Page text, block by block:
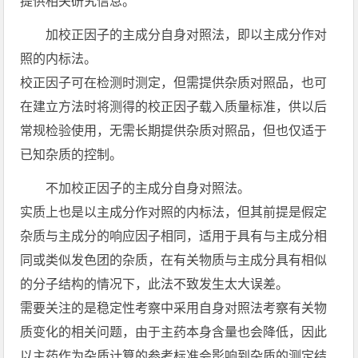
加校正因子的主成分自身对照法，即以主成分作对
照的内标法。
校正因子可在检测时测定，但需提供杂质对照品，也可
在建立方法时将测得的校正因子载入质量标准，供以后
常规检验使用，无需长期提供杂质对照品，但也仅适于
已知杂质的控制。
不加校正因子的主成分自身对照法。
实质上也是以主成分作对照的内标法，但其前提是假定
杂质与主成分的响应因子相同，适用于具有与主成分相
同或类似发色团的杂质，在有关物质与主成分具有相似
的分子结构的情况下，此法不致发生太大误差。
需要关注的是稳定性考察中采用自身对照法考察有关物
质变化的相关问题，由于主药本身含量也会降低，因此